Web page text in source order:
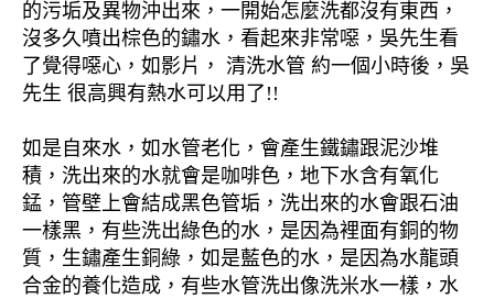
的污垢及異物沖出來，一開始怎麼洗都沒有東西，
沒多久噴出棕色的鏽水，看起來非常噁，吳先生看
了覺得噁心，如影片， 清洗水管 約一個小時後，吳
先生 很高興有熱水可以用了!!
如是自來水，如水管老化，會產生鐵鏽跟泥沙堆
積，洗出來的水就會是咖啡色，地下水含有氧化
錳，管壁上會結成黑色管垢，洗出來的水會跟石油
一樣黑，有些洗出綠色的水，是因為裡面有銅的物
質，生鏽產生銅綠，如是藍色的水，是因為水龍頭
合金的養化造成，有些水管洗出像洗米水一樣，水